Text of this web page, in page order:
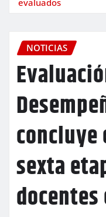
NOTICIAS
sexta